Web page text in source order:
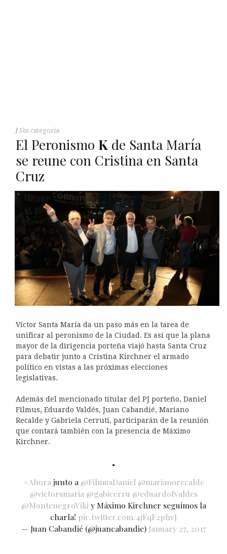
Sin categoría
El Peronismo K de Santa María
se reune con Cristina en Santa
Cruz
Víctor Santa María da un paso más en la tarea de
unificar al peronismo de la Ciudad. Es así que la plana
mayor de la dirigencia porteña viajó hasta Santa Cruz
para debatir junto a Cristina Kirchner el armado
político en vistas a las próximas elecciones
legislativas.
Además del mencionado titular del PJ porteño, Daniel
Filmus, Eduardo Valdés, Juan Cabandié, Mariano
Recalde y Gabriela Cerruti, participarán de la reunión
que contará también con la presencia de Máximo
Kirchner.
#Ahora junto a @FilmusDaniel @marianorecalde
@victorsmaria @gabicerru @eduardofvaldes
@MontenegroViki y Máximo Kirchner seguimos la
charla! pic.twitter.com/4jFqF2phvJ
— Juan Cabandié (@juancabandie) January 27, 2017